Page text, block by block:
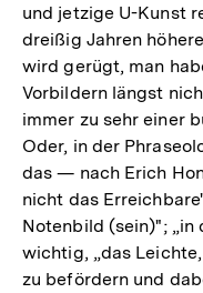
und jetzige U-Kunst
dreißig Jahren
wird gerügt, man
Vorbildern längst
immer zu sehr einer
Oder, in der
das — nach Erich
nicht das
Notenbild (sein)"; „in
wichtig, „das
zu befördern und